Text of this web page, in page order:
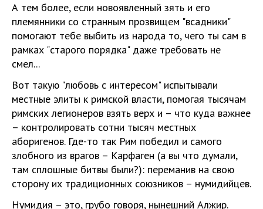
А тем более, если новоявленный зять и его
племянники со странным прозвищем "всадники"
помогают тебе выбить из народа то, чего ты сам в
рамках "старого порядка" даже требовать не
смел...
Вот такую "любовь с интересом" испытывали
местные элиты к римской власти, помогая тысячам
римских легионеров взять верх и – что куда важнее
– контролировать сотни тысяч местных
аборигенов. Где-то так Рим победил и самого
злобного из врагов – Карфаген (а вы что думали,
там сплошные битвы были?): переманив на свою
сторону их традиционных союзников – нумидийцев.
Нумидия – это, грубо говоря, нынешний Алжир.